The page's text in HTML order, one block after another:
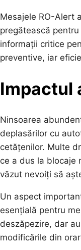
Mesajele RO-Alert
pregătească
informații critice
preventive, iar
Impactul
Ninsoarea
deplasărilor cu
cetățenilor. Multe
ce a dus la blocaje
văzut nevoiți să
Un aspect
esențială pentru
deszăpezire, dar
modificările din